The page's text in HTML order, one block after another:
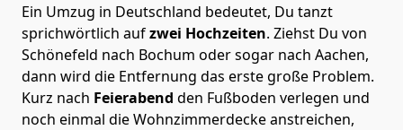
Ein Umzug in Deutschland bedeutet, Du tanzt
sprichwörtlich aufzwei Hochzeiten. Ziehst Du von
Schönefeld nach Bochum oder sogar nach Aachen,
dann wird die Entfernung das erste große Problem.
Kurz nach Feierabend den Fußboden verlegen und
noch einmal die Wohnzimmerdecke anstreichen,